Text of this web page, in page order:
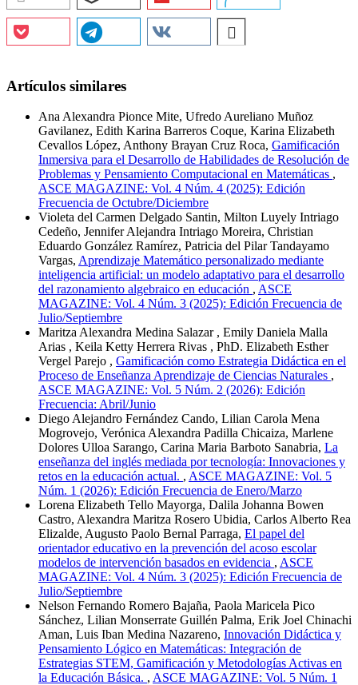
Artículos similares
Ana Alexandra Pionce Mite, Ufredo Aureliano Muñoz
Gavilanez, Edith Karina Barreros Coque, Karina Elizabeth
Cevallos López, Anthony Brayan Cruz Roca, Gamificación
Inmersiva para el Desarrollo de Habilidades de Resolución de
Problemas y Pensamiento Computacional en Matemáticas ,
ASCE MAGAZINE: Vol. 4 Núm. 4 (2025): Edición
Frecuencia de Octubre/Diciembre
Violeta del Carmen Delgado Santin, Milton Luyely Intriago
Cedeño, Jennifer Alejandra Intriago Moreira, Christian
Eduardo González Ramírez, Patricia del Pilar Tandayamo
Vargas, Aprendizaje Matemático personalizado mediante
inteligencia artificial: un modelo adaptativo para el desarrollo
del razonamiento algebraico en educación , ASCE
MAGAZINE: Vol. 4 Núm. 3 (2025): Edición Frecuencia de
Julio/Septiembre
Maritza Alexandra Medina Salazar , Emily Daniela Malla
Arias , Keila Ketty Herrera Rivas , PhD. Elizabeth Esther
Vergel Parejo , Gamificación como Estrategia Didáctica en el
Proceso de Enseñanza Aprendizaje de Ciencias Naturales ,
ASCE MAGAZINE: Vol. 5 Núm. 2 (2026): Edición
Frecuencia: Abril/Junio
Diego Alejandro Fernández Cando, Lilian Carola Mena
Mogrovejo, Verónica Alexandra Padilla Chicaiza, Marlene
Dolores Ulloa Sarango, Carina Maria Barboto Sanabria, La
enseñanza del inglés mediada por tecnología: Innovaciones y
retos en la educación actual. , ASCE MAGAZINE: Vol. 5
Núm. 1 (2026): Edición Frecuencia de Enero/Marzo
Lorena Elizabeth Tello Mayorga, Dalila Johanna Bowen
Castro, Alexandra Maritza Rosero Ubidia, Carlos Alberto Rea
Elizalde, Augusto Paolo Bernal Parraga, El papel del
orientador educativo en la prevención del acoso escolar
modelos de intervención basados en evidencia , ASCE
MAGAZINE: Vol. 4 Núm. 3 (2025): Edición Frecuencia de
Julio/Septiembre
Nelson Fernando Romero Bajaña, Paola Maricela Pico
Sánchez, Lilian Monserrate Guillén Palma, Erik Joel Chinachi
Aman, Luis Iban Medina Nazareno, Innovación Didáctica y
Pensamiento Lógico en Matemáticas: Integración de
Estrategias STEM, Gamificación y Metodologías Activas en
la Educación Básica. , ASCE MAGAZINE: Vol. 5 Núm. 1